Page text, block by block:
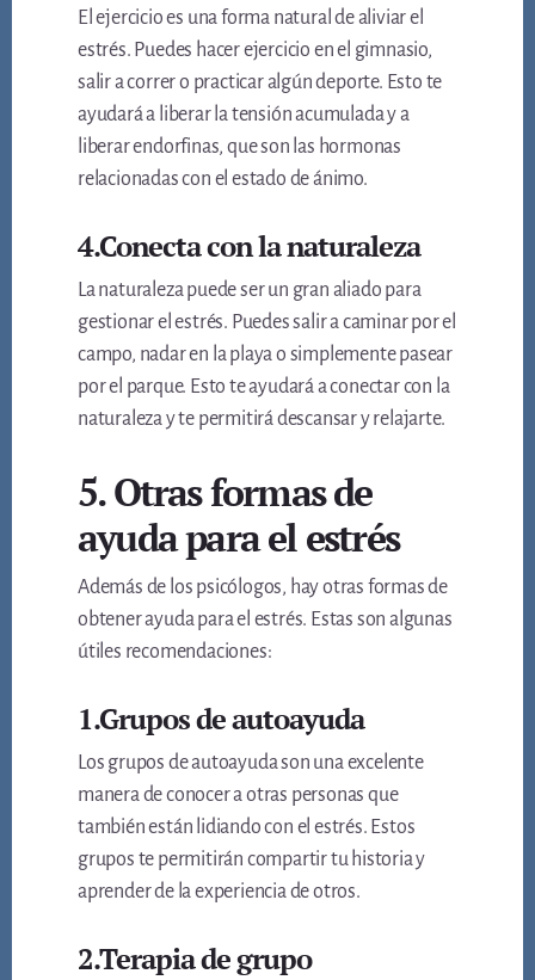
El ejercicio es una forma natural de aliviar el
estrés. Puedes hacer ejercicio en el gimnasio,
salir a correr o practicar algún deporte. Esto te
ayudará a liberar la tensión acumulada y a
liberar endorfinas, que son las hormonas
relacionadas con el estado de ánimo.
4.Conecta con la naturaleza
La naturaleza puede ser un gran aliado para
gestionar el estrés. Puedes salir a caminar por el
campo, nadar en la playa o simplemente pasear
por el parque. Esto te ayudará a conectar con la
naturaleza y te permitirá descansar y relajarte.
5. Otras formas de
ayuda para el estrés
Además de los psicólogos, hay otras formas de
obtener ayuda para el estrés. Estas son algunas
útiles recomendaciones:
1.Grupos de autoayuda
Los grupos de autoayuda son una excelente
manera de conocer a otras personas que
también están lidiando con el estrés. Estos
grupos te permitirán compartir tu historia y
aprender de la experiencia de otros.
2.Terapia de grupo